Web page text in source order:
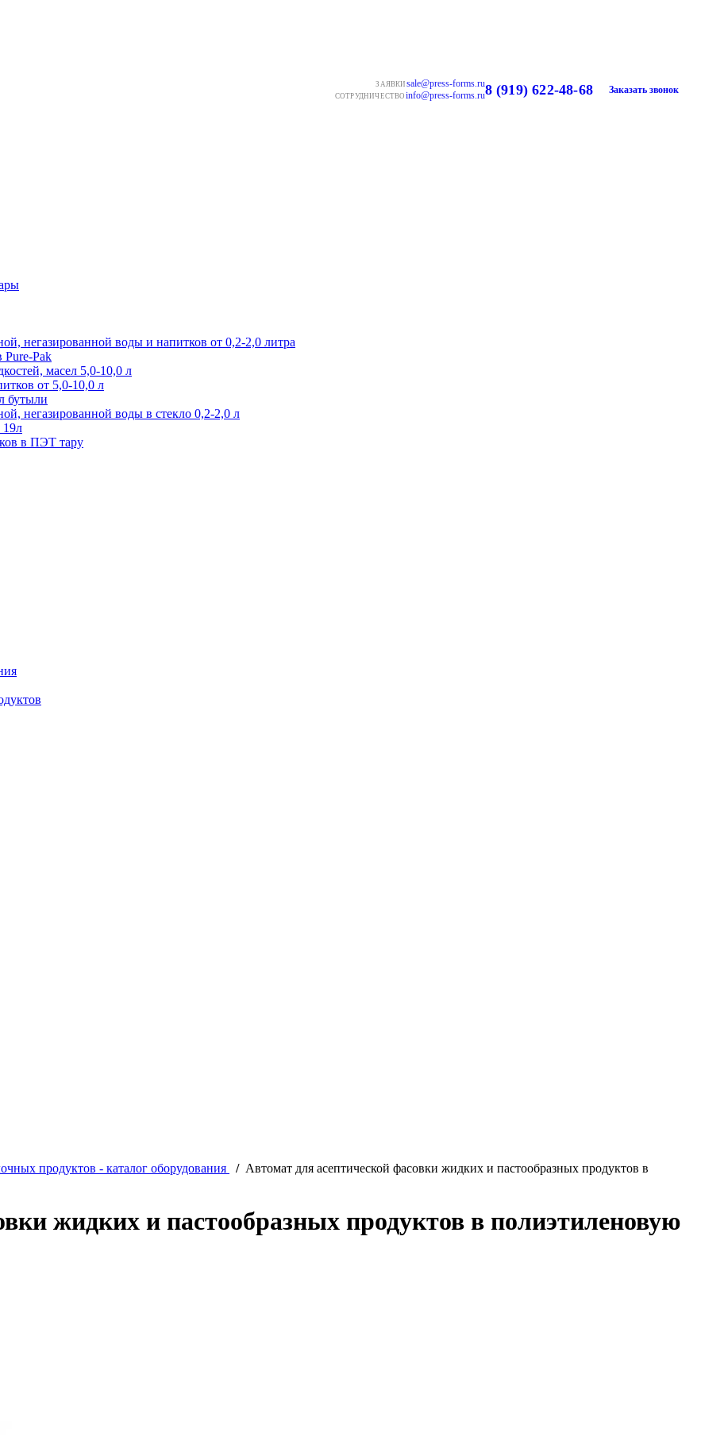
ЗАЯВКИ sale@press-forms.ru
СОТРУДНИЧЕСТВО info@press-forms.ru8 (919) 622-48-68 Заказать звонок
негазированной воды и напитков от 0,2-2,0 литра
Pure-Pak
масел 5,0-10,0 л
от 5,0-10,0 л
бутыли
негазированной воды в стекло 0,2-2,0 л
19л
в ПЭТ тару
продуктов - каталог оборудования / Автомат для асептической фасовки жидких и пастообразных продуктов в
жидких и пастообразных продуктов в полиэтиленовую